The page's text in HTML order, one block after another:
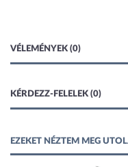
VÉLEMÉNYEK (0)
KÉRDEZZ-FELELEK (0)
EZEKET NÉZTEM MEG